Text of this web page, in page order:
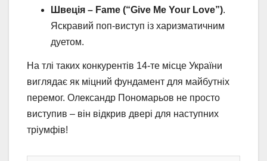
Швеція – Fame (“Give Me Your Love”).
Яскравий поп-виступ із харизматичним
дуетом.
На тлі таких конкурентів 14-те місце України
виглядає як міцний фундамент для майбутніх
перемог. Олександр Пономарьов не просто
виступив – він відкрив двері для наступних
тріумфів!